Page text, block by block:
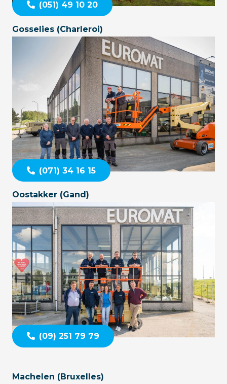
(051) 49 10 20
Gosselies (Charleroi)
(071) 34 16 15
Oostakker (Gand)
(09) 251 79 79
Machelen (Bruxelles)